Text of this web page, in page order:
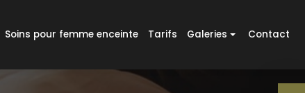
Soins pour femme enceinte Tarifs Galeries Contact